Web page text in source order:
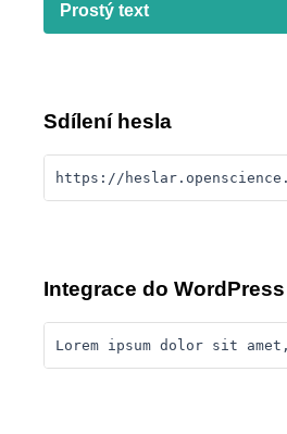
Prostý text
Sdílení hesla
https://
Integrace do
Lorem ipsum dolor sit